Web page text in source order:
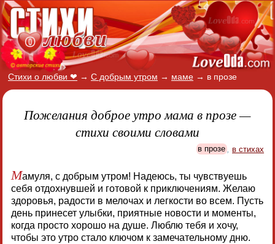
Стихи о любви ❤ → С добрым утром → маме → в прозе
Пожелания доброе утро мама в прозе —
стихи своими словами
в прозе в стихах
Мамуля, с добрым утром! Надеюсь, ты чувствуешь
себя отдохнувшей и готовой к приключениям. Желаю
здоровья, радости в мелочах и легкости во всем. Пусть
день принесет улыбки, приятные новости и моменты,
когда просто хорошо на душе. Люблю тебя и хочу,
чтобы это утро стало ключом к замечательному дню.